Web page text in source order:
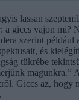
lassan
a giccs vajon mi?
szerint például
és
tükrébe
magunkra.”
Giccs az, hogy